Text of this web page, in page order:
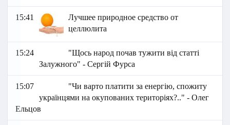
15:41
Лучшее природное средство от
целлюлита
15:24
"Щось народ почав тужити від статті
Залужного" - Сергій Фурса
15:07
"Чи варто платити за енергію, спожиту
українцями на окупованих територіях?.." - Олег
Ельцов